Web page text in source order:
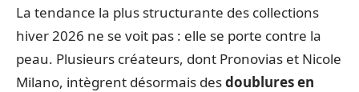
La tendance la plus structurante des collections
hiver 2026 ne se voit pas : elle se porte contre la
peau. Plusieurs créateurs, dont Pronovias et Nicole
Milano, intègrent désormais desdoublures en